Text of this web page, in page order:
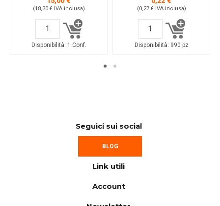
(18,30 € IVA inclusa)
Disponibilità: 1 Conf.
(0,27 € IVA inclusa)
Disponibilità: 990 pz
Seguici sui social
BLOG
Link utili
Account